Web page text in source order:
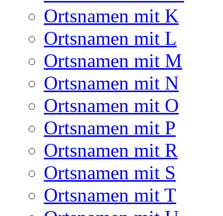
Ortsnamen mit K
Ortsnamen mit L
Ortsnamen mit M
Ortsnamen mit N
Ortsnamen mit O
Ortsnamen mit P
Ortsnamen mit R
Ortsnamen mit S
Ortsnamen mit T